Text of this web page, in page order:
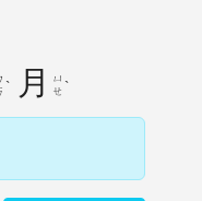
ˋ 月
ㄩ
ㄝ ˋ